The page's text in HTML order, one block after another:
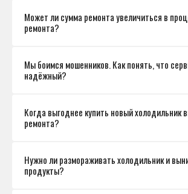
Может ли сумма ремонта увеличиться в
ремонта?
Мы боимся мошенников. Как понять, что
надёжный?
Когда выгоднее купить новый холодильник
ремонта?
Нужно ли размораживать холодильник и
продукты?